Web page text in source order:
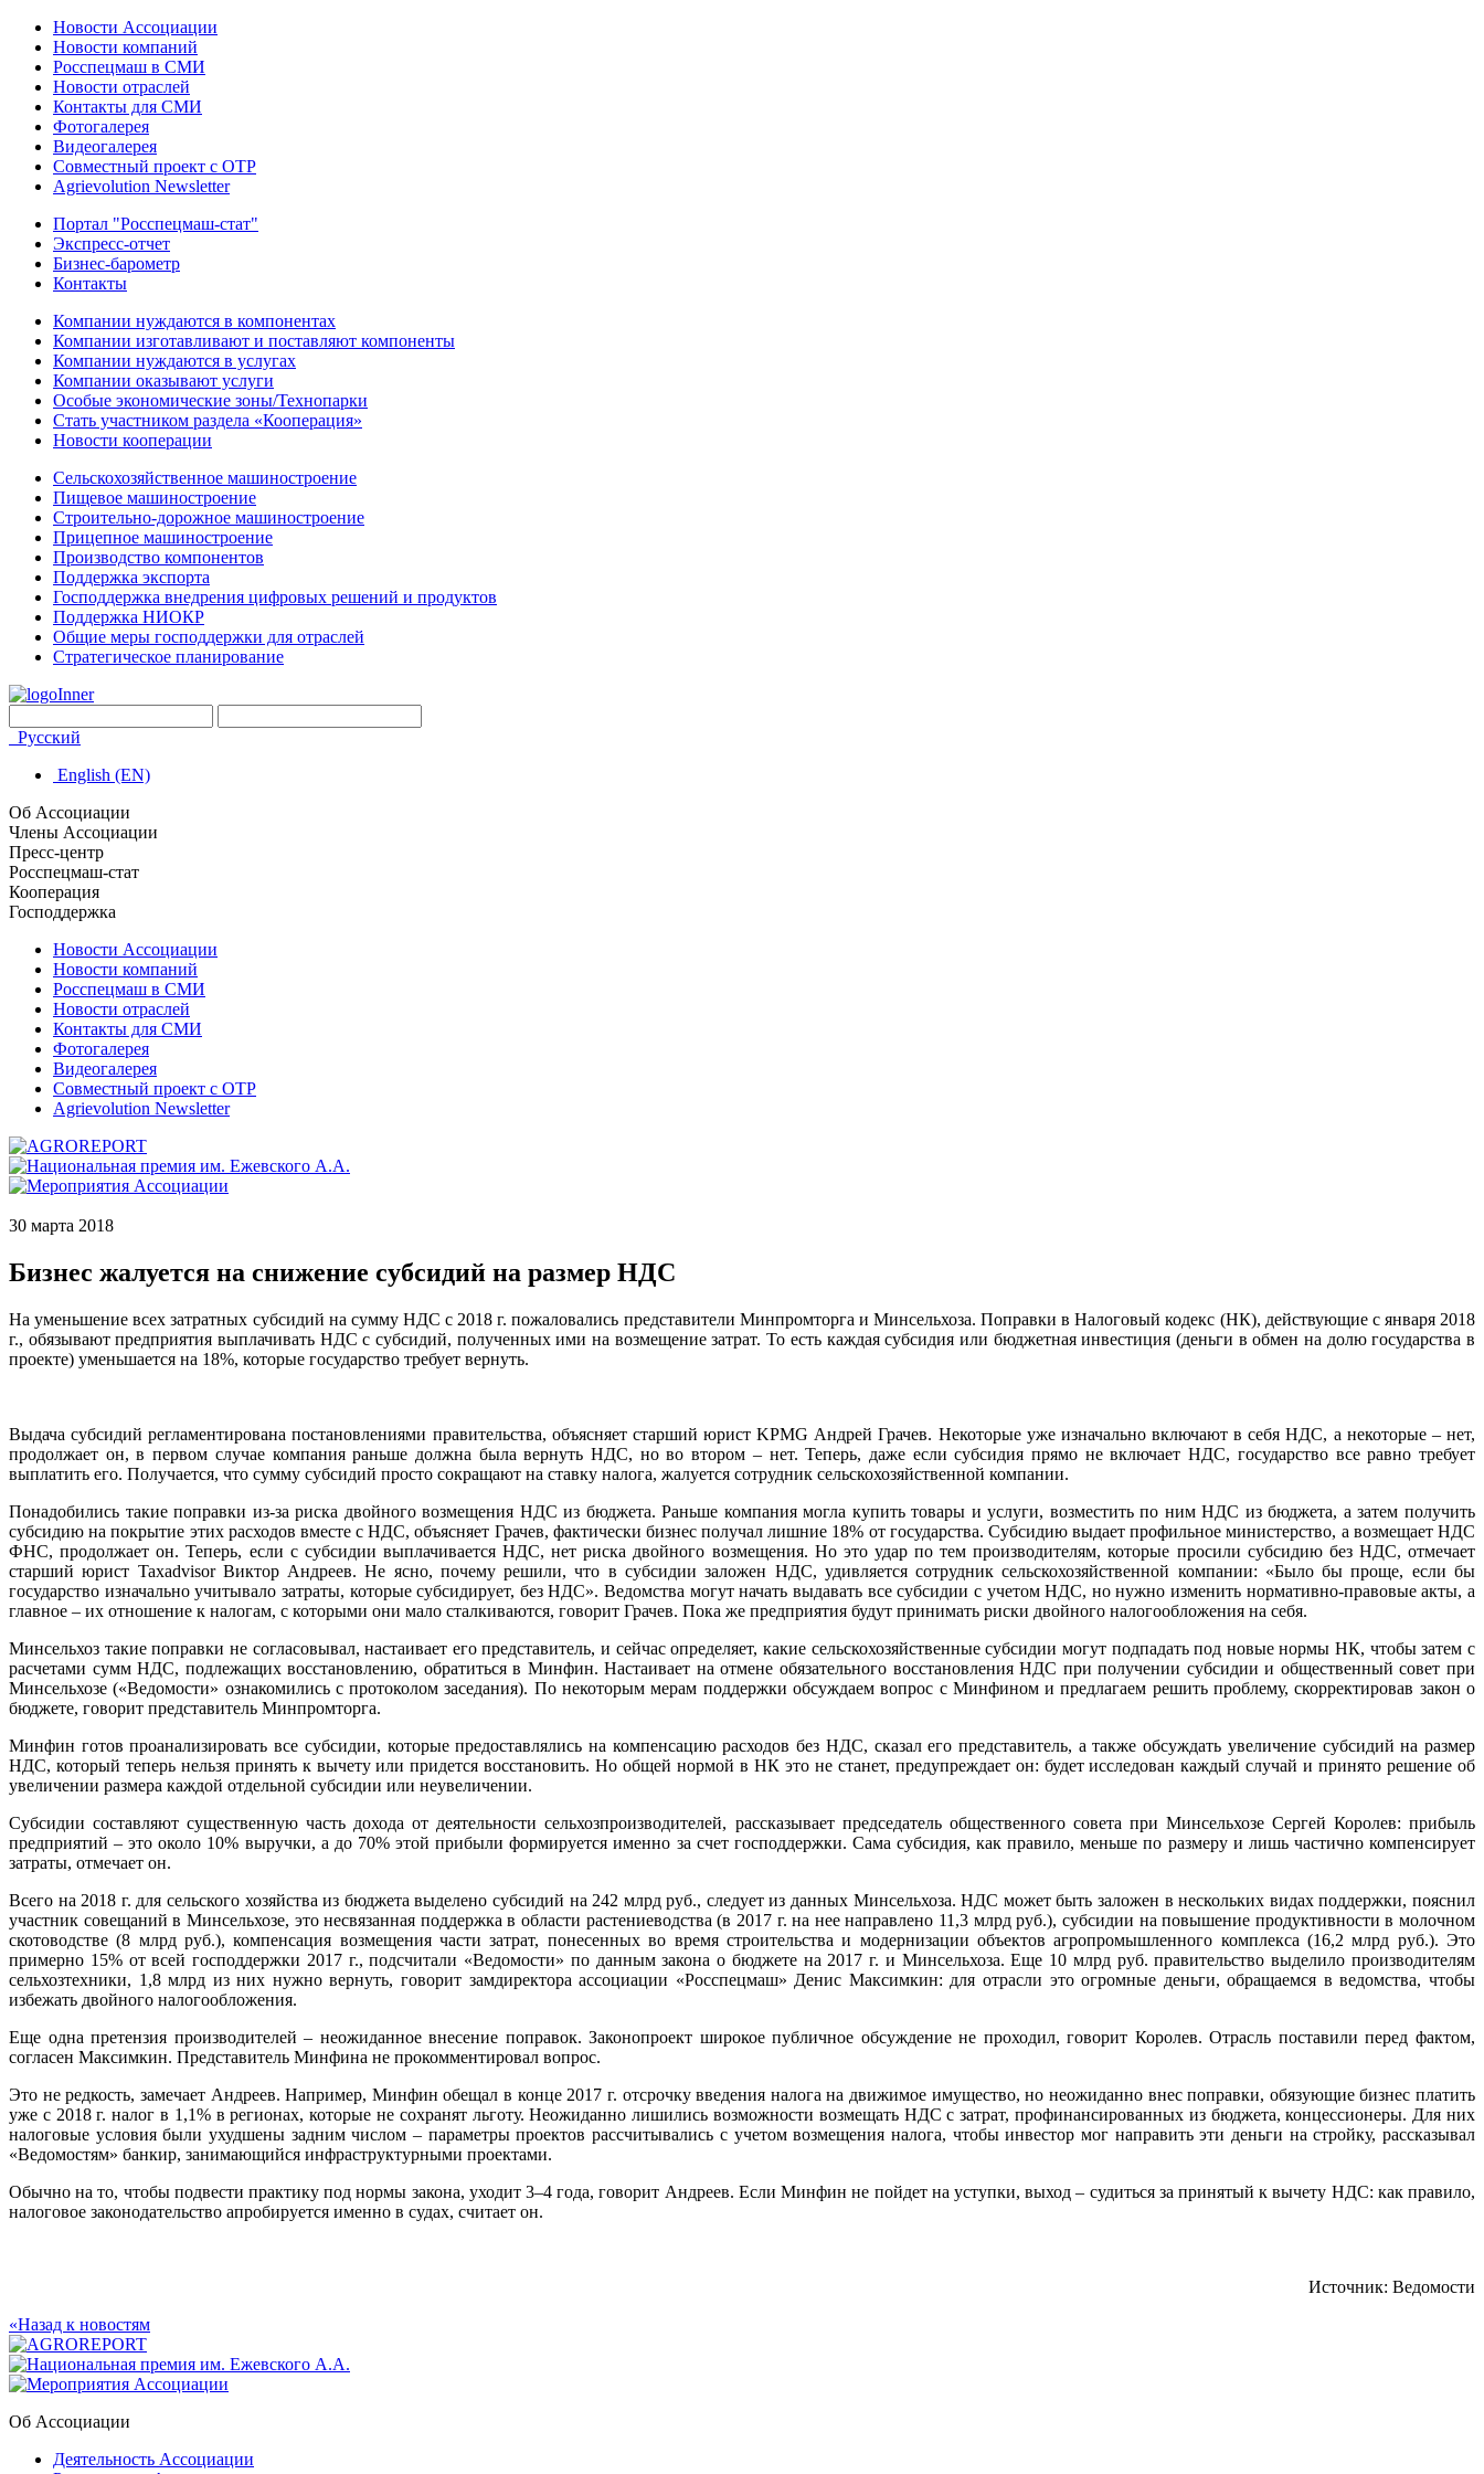
Новости Ассоциации
Новости компаний
Росспецмаш в СМИ
Новости отраслей
Контакты для СМИ
Фотогалерея
Видеогалерея
Совместный проект с ОТР
Agrievolution Newsletter
Портал "Росспецмаш-стат"
Экспресс-отчет
Бизнес-барометр
Контакты
Компании нуждаются в компонентах
Компании изготавливают и поставляют компоненты
Компании нуждаются в услугах
Компании оказывают услуги
Особые экономические зоны/Технопарки
Стать участником раздела «Кооперация»
Новости кооперации
Сельскохозяйственное машиностроение
Пищевое машиностроение
Строительно-дорожное машиностроение
Прицепное машиностроение
Производство компонентов
Поддержка экспорта
Господдержка внедрения цифровых решений и продуктов
Поддержка НИОКР
Общие меры господдержки для отраслей
Стратегическое планирование
Русский
English (EN)
Об Ассоциации
Члены Ассоциации
Пресс-центр
Росспецмаш-стат
Кооперация
Господдержка
Новости Ассоциации
Новости компаний
Росспецмаш в СМИ
Новости отраслей
Контакты для СМИ
Фотогалерея
Видеогалерея
Совместный проект с ОТР
Agrievolution Newsletter
30 марта 2018
Бизнес жалуется на снижение субсидий на размер НДС
На уменьшение всех затратных субсидий на сумму НДС с 2018 г. пожаловались представители Минпромторга и Минсельхоза. Поправки в Налоговый кодекс (НК), действующие с января 2018
г., обязывают предприятия выплачивать НДС с субсидий, полученных ими на возмещение затрат. То есть каждая субсидия или бюджетная инвестиция (деньги в обмен на долю государства в
проекте) уменьшается на 18%, которые государство требует вернуть.
Выдача субсидий регламентирована постановлениями правительства, объясняет старший юрист KPMG Андрей Грачев. Некоторые уже изначально включают в себя НДС, а некоторые – нет,
продолжает он, в первом случае компания раньше должна была вернуть НДС, но во втором – нет. Теперь, даже если субсидия прямо не включает НДС, государство все равно требует
выплатить его. Получается, что сумму субсидий просто сокращают на ставку налога, жалуется сотрудник сельскохозяйственной компании.
Понадобились такие поправки из-за риска двойного возмещения НДС из бюджета. Раньше компания могла купить товары и услуги, возместить по ним НДС из бюджета, а затем получить
субсидию на покрытие этих расходов вместе с НДС, объясняет Грачев, фактически бизнес получал лишние 18% от государства. Субсидию выдает профильное министерство, а возмещает НДС
ФНС, продолжает он. Теперь, если с субсидии выплачивается НДС, нет риска двойного возмещения. Но это удар по тем производителям, которые просили субсидию без НДС, отмечает
старший юрист Taxadvisor Виктор Андреев. Не ясно, почему решили, что в субсидии заложен НДС, удивляется сотрудник сельскохозяйственной компании: «Было бы проще, если бы
государство изначально учитывало затраты, которые субсидирует, без НДС». Ведомства могут начать выдавать все субсидии с учетом НДС, но нужно изменить нормативно-правовые акты, а
главное – их отношение к налогам, с которыми они мало сталкиваются, говорит Грачев. Пока же предприятия будут принимать риски двойного налогообложения на себя.
Минсельхоз такие поправки не согласовывал, настаивает его представитель, и сейчас определяет, какие сельскохозяйственные субсидии могут подпадать под новые нормы НК, чтобы затем с
расчетами сумм НДС, подлежащих восстановлению, обратиться в Минфин. Настаивает на отмене обязательного восстановления НДС при получении субсидии и общественный совет при
Минсельхозе («Ведомости» ознакомились с протоколом заседания). По некоторым мерам поддержки обсуждаем вопрос с Минфином и предлагаем решить проблему, скорректировав закон о
бюджете, говорит представитель Минпромторга.
Минфин готов проанализировать все субсидии, которые предоставлялись на компенсацию расходов без НДС, сказал его представитель, а также обсуждать увеличение субсидий на размер
НДС, который теперь нельзя принять к вычету или придется восстановить. Но общей нормой в НК это не станет, предупреждает он: будет исследован каждый случай и принято решение об
увеличении размера каждой отдельной субсидии или неувеличении.
Субсидии составляют существенную часть дохода от деятельности сельхозпроизводителей, рассказывает председатель общественного совета при Минсельхозе Сергей Королев: прибыль
предприятий – это около 10% выручки, а до 70% этой прибыли формируется именно за счет господдержки. Сама субсидия, как правило, меньше по размеру и лишь частично компенсирует
затраты, отмечает он.
Всего на 2018 г. для сельского хозяйства из бюджета выделено субсидий на 242 млрд руб., следует из данных Минсельхоза. НДС может быть заложен в нескольких видах поддержки, пояснил
участник совещаний в Минсельхозе, это несвязанная поддержка в области растениеводства (в 2017 г. на нее направлено 11,3 млрд руб.), субсидии на повышение продуктивности в молочном
скотоводстве (8 млрд руб.), компенсация возмещения части затрат, понесенных во время строительства и модернизации объектов агропромышленного комплекса (16,2 млрд руб.). Это
примерно 15% от всей господдержки 2017 г., подсчитали «Ведомости» по данным закона о бюджете на 2017 г. и Минсельхоза. Еще 10 млрд руб. правительство выделило производителям
сельхозтехники, 1,8 млрд из них нужно вернуть, говорит замдиректора ассоциации «Росспецмаш» Денис Максимкин: для отрасли это огромные деньги, обращаемся в ведомства, чтобы
избежать двойного налогообложения.
Еще одна претензия производителей – неожиданное внесение поправок. Законопроект широкое публичное обсуждение не проходил, говорит Королев. Отрасль поставили перед фактом,
согласен Максимкин. Представитель Минфина не прокомментировал вопрос.
Это не редкость, замечает Андреев. Например, Минфин обещал в конце 2017 г. отсрочку введения налога на движимое имущество, но неожиданно внес поправки, обязующие бизнес платить
уже с 2018 г. налог в 1,1% в регионах, которые не сохранят льготу. Неожиданно лишились возможности возмещать НДС с затрат, профинансированных из бюджета, концессионеры. Для них
налоговые условия были ухудшены задним числом – параметры проектов рассчитывались с учетом возмещения налога, чтобы инвестор мог направить эти деньги на стройку, рассказывал
«Ведомостям» банкир, занимающийся инфраструктурными проектами.
Обычно на то, чтобы подвести практику под нормы закона, уходит 3–4 года, говорит Андреев. Если Минфин не пойдет на уступки, выход – судиться за принятый к вычету НДС: как правило,
налоговое законодательство апробируется именно в судах, считает он.
Источник: Ведомости
«Назад к новостям
Об Ассоциации
Деятельность Ассоциации